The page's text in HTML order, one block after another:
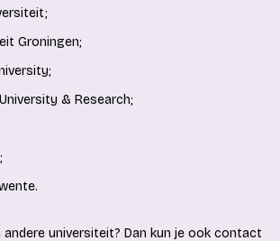
Groningen;
& Research;
andere universiteit? Dan kun je ook contact